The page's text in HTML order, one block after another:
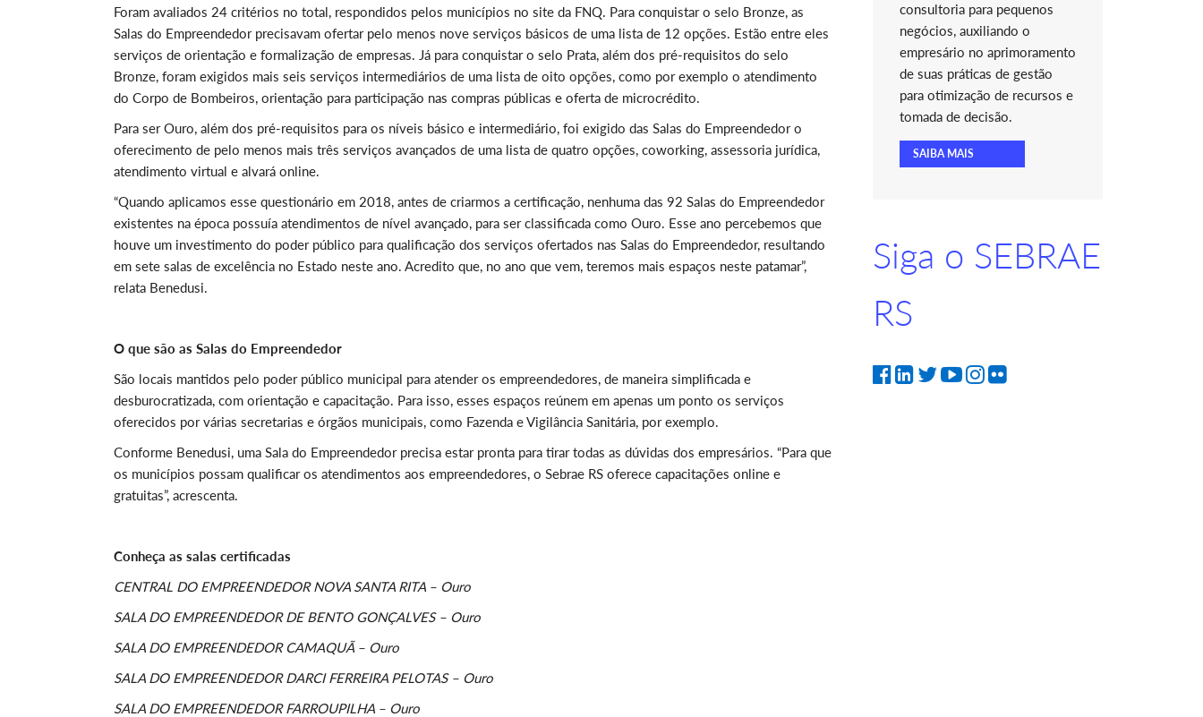
Foram avaliados 24 critérios no total, respondidos pelos municípios no site da FNQ. Para conquistar o selo Bronze, as
Salas do Empreendedor precisavam ofertar pelo menos nove serviços básicos de uma lista de 12 opções. Estão entre eles
serviços de orientação e formalização de empresas. Já para conquistar o selo Prata, além dos pré-requisitos do selo
Bronze, foram exigidos mais seis serviços intermediários de uma lista de oito opções, como por exemplo o atendimento
do Corpo de Bombeiros, orientação para participação nas compras públicas e oferta de microcrédito.
Para ser Ouro, além dos pré-requisitos para os níveis básico e intermediário, foi exigido das Salas do Empreendedor o
oferecimento de pelo menos mais três serviços avançados de uma lista de quatro opções, coworking, assessoria jurídica,
atendimento virtual e alvará online.
“Quando aplicamos esse questionário em 2018, antes de criarmos a certificação, nenhuma das 92 Salas do Empreendedor
existentes na época possuía atendimentos de nível avançado, para ser classificada como Ouro. Esse ano percebemos que
houve um investimento do poder público para qualificação dos serviços ofertados nas Salas do Empreendedor, resultando
em sete salas de excelência no Estado neste ano. Acredito que, no ano que vem, teremos mais espaços neste patamar”,
relata Benedusi.
O que são as Salas do Empreendedor
São locais mantidos pelo poder público municipal para atender os empreendedores, de maneira simplificada e
desburocratizada, com orientação e capacitação. Para isso, esses espaços reúnem em apenas um ponto os serviços
oferecidos por várias secretarias e órgãos municipais, como Fazenda e Vigilância Sanitária, por exemplo.
Conforme Benedusi, uma Sala do Empreendedor precisa estar pronta para tirar todas as dúvidas dos empresários. “Para que
os municípios possam qualificar os atendimentos aos empreendedores, o Sebrae RS oferece capacitações online e
gratuitas”, acrescenta.
Conheça as salas certificadas
CENTRAL DO EMPREENDEDOR NOVA SANTA RITA – Ouro
SALA DO EMPREENDEDOR DE BENTO GONÇALVES – Ouro
SALA DO EMPREENDEDOR CAMAQUÃ – Ouro
SALA DO EMPREENDEDOR DARCI FERREIRA PELOTAS – Ouro
SALA DO EMPREENDEDOR FARROUPILHA – Ouro
consultoria para pequenos
negócios, auxiliando o
empresário no aprimoramento
de suas práticas de gestão
para otimização de recursos e
tomada de decisão.
SAIBA MAIS
Siga o SEBRAE
RS